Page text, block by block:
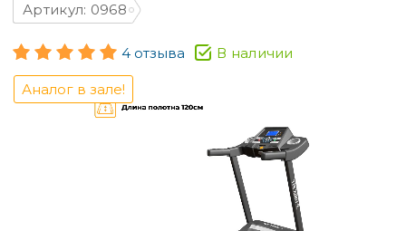
Артикул: 0968
4 отзыва В наличии
Аналог в зале!